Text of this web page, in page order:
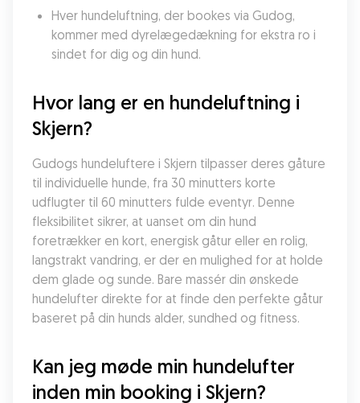
Hver hundeluftning, der bookes via Gudog,
kommer med dyrelægedækning for ekstra ro i
sindet for dig og din hund.
Hvor lang er en hundeluftning i
Skjern?
Gudogs hundeluftere i Skjern tilpasser deres gåture
til individuelle hunde, fra 30 minutters korte
udflugter til 60 minutters fulde eventyr. Denne
fleksibilitet sikrer, at uanset om din hund
foretrækker en kort, energisk gåtur eller en rolig,
langstrakt vandring, er der en mulighed for at holde
dem glade og sunde. Bare massér din ønskede
hundelufter direkte for at finde den perfekte gåtur
baseret på din hunds alder, sundhed og fitness.
Kan jeg møde min hundelufter
inden min booking i Skjern?